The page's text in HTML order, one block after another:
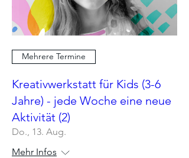
Mehrere Termine
Kreativwerkstatt für Kids (3-6
Jahre) - jede Woche eine neue
Aktivität (2)
Do., 13. Aug.
Mehr Infos